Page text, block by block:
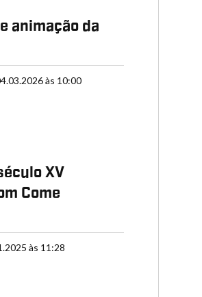
animação da
às 10:00
XV
Come
às 11:28